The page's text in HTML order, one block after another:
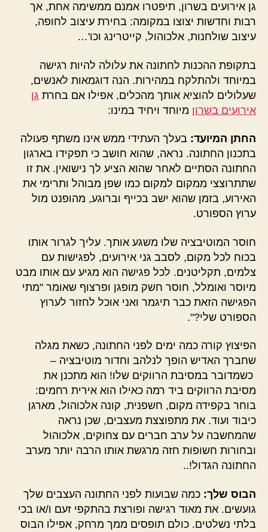
גן אירועים בשרון, תיפטרו אמנם ממשימה אחת, אך
רבות וחדשות יצוצו במקומה: בחירת עיצוב לחופה,
עיצוב שולחנות, אלכוהול, קייטרינג וכו'…
בתקופת ההכנות לחתונה את עלולה להיות רגישה
במיוחד ולהתלקח במהירות. הנה דוגמאות לאנשים,
שעלולים להוציא אותך מהכלים, אפילו אם בחרת גן
אירועים בשרון מיוחד ויחיד במינו:
החתן המיועד: בעלך העתידי ממש אינו משתף פעולה
בתכנון החתונה. נראה, שהוא חושב כי תפקידו בארגון
החתונה הסתיים לאחר שהוא הציע לך נישואין. את זו
שתתרוצצי ממקום למקום כמו שפן מבוהל ותרימי את
האירוע, בזמן שהוא ישב בכייף וברוגע, מהופנט מול
ערוץ הספורט.
חוסר המוטיבציה שלו משגע אותך. עליך לגרור אותו
בכוח לכל מקום, לסבב גני אירועים, לפגישות עם
צלמים, תקליטנים. לכל פגישה הוא מגיע עם אותו מבט
מיוסר ואומלל, חוסר חשק מופגן ופרצוף שאומר "מתי
הפגישה הזאת כבר תיגמר ואני אוכל לחזור לערוץ
הספורט שלי?".
הפיצוץ קורה כמה ימים לפני החתונה, כשאת מגלה
שחברך האדיש הופך לנלהב וחדור מוטיבציה –
כשמדובר במסיבת הרווקים שלו! הוא מתכנן את
מסיבת הרווקים ביד רמה כאילו הוא אירית רחמים:
בוחר בקפידה מקום, חשפנית, קונה אלכוהול, מארגן
כיבוד ועוד. את מתפוצצת מעצבים, שכן נראה
שהמחשבה על ערב חברים עם צחוקים, אלכוהול
ובחורות חשופות חזה מרגשת אותו הרבה יותר מערב
החתונה הגדול!..
הבוס שלך: כמה שבועות לפני החתונה העצבים שלך
גועשים. את מאוד רגישה ופורצת בהתקפי זעם ו/או בכי
בלתי נשלטים. כולם תופסים ממך מרחק, אפילו הבוס